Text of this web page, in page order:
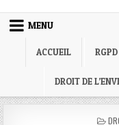
MENU
ACCUEIL
DROIT DE